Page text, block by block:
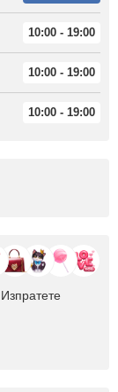
10:00 - 19:00
10:00 - 19:00
10:00 - 19:00